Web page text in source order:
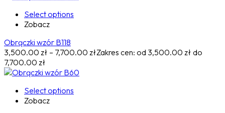
Select options
Zobacz
Obrączki wzór B118
3,500.00 zł – 7,700.00 złZakres cen: od 3,500.00 zł do
7,700.00 zł
Select options
Zobacz